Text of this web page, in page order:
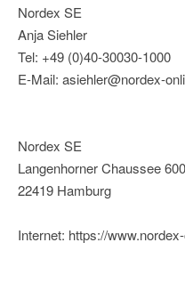
Nordex SE
Anja Siehler
Tel: +49 (0)40-30030-1000
E-Mail: asiehler@nordex-
Nordex SE
Langenhorner Chaussee 600
22419 Hamburg
Internet: https://